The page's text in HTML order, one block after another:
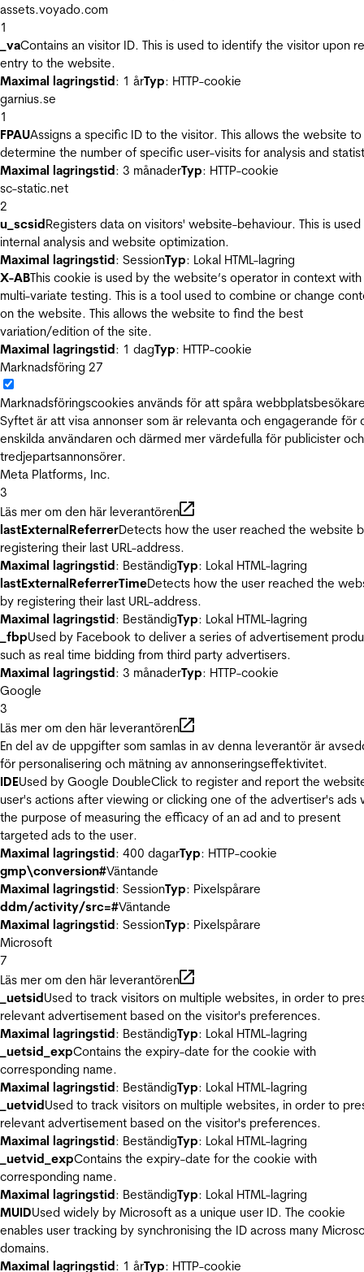
assets.voyado.com
1
_vaContains an visitor ID. This is used to identify the visitor upon
entry to the website.
Maximal lagringstid: 1 årTyp: HTTP-cookie
garnius.se
1
FPAUAssigns a specific ID to the visitor. This allows the website to
determine the number of specific user-visits for analysis and
Maximal lagringstid: 3 månaderTyp: HTTP-cookie
sc-static.net
2
u_scsidRegisters data on visitors' website-behaviour. This is
internal analysis and website optimization.
Maximal lagringstid: SessionTyp: Lokal HTML-lagring
X-ABThis cookie is used by the website’s operator in context with
multi-variate testing. This is a tool used to combine or change
on the website. This allows the website to find the best
variation/edition of the site.
Maximal lagringstid: 1 dagTyp: HTTP-cookie
Marknadsföring 27
Marknadsföringscookies används för att spåra
Syftet är att visa annonser som är relevanta och engagerande för
enskilda användaren och därmed mer värdefulla för publicister och
tredjepartsannonsörer.
Meta Platforms, Inc.
3
Läs mer om den här leverantören
lastExternalReferrerDetects how the user reached the website
registering their last URL-address.
Maximal lagringstid: BeständigTyp: Lokal HTML-lagring
lastExternalReferrerTimeDetects how the user reached the
by registering their last URL-address.
Maximal lagringstid: BeständigTyp: Lokal HTML-lagring
_fbpUsed by Facebook to deliver a series of advertisement
such as real time bidding from third party advertisers.
Maximal lagringstid: 3 månaderTyp: HTTP-cookie
Google
3
Läs mer om den här leverantören
En del av de uppgifter som samlas in av denna leverantör är
för personalisering och mätning av annonseringseffektivitet.
IDEUsed by Google DoubleClick to register and report the
user's actions after viewing or clicking one of the advertiser's ads
the purpose of measuring the efficacy of an ad and to present
targeted ads to the user.
Maximal lagringstid: 400 dagarTyp: HTTP-cookie
gmp\conversion#Väntande
Maximal lagringstid: SessionTyp: Pixelspårare
ddm/activity/src=#Väntande
Maximal lagringstid: SessionTyp: Pixelspårare
Microsoft
7
Läs mer om den här leverantören
_uetsidUsed to track visitors on multiple websites, in order to
relevant advertisement based on the visitor's preferences.
Maximal lagringstid: BeständigTyp: Lokal HTML-lagring
_uetsid_expContains the expiry-date for the cookie with
corresponding name.
Maximal lagringstid: BeständigTyp: Lokal HTML-lagring
_uetvidUsed to track visitors on multiple websites, in order to
relevant advertisement based on the visitor's preferences.
Maximal lagringstid: BeständigTyp: Lokal HTML-lagring
_uetvid_expContains the expiry-date for the cookie with
corresponding name.
Maximal lagringstid: BeständigTyp: Lokal HTML-lagring
MUIDUsed widely by Microsoft as a unique user ID. The cookie
enables user tracking by synchronising the ID across many
domains.
Maximal lagringstid: 1 årTyp: HTTP-cookie